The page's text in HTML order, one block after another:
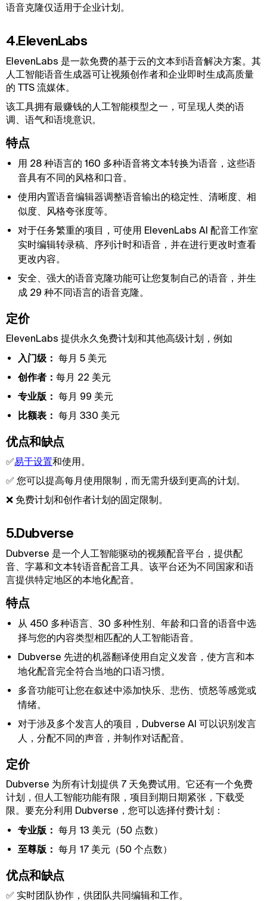
语音克隆仅适用于企业计划。
4.ElevenLabs
ElevenLabs 是一款免费的基于云的文本到语音解决方案。其
人工智能语音生成器可让视频创作者和企业即时生成高质量
的 TTS 流媒体。
该工具拥有最赚钱的人工智能模型之一，可呈现人类的语
调、语气和语境意识。
特点
用 28 种语言的 160 多种语音将文本转换为语音，这些语
音具有不同的风格和口音。
使用内置语音编辑器调整语音输出的稳定性、清晰度、相
似度、风格夸张度等。
对于任务繁重的项目，可使用 ElevenLabs AI 配音工作室
实时编辑转录稿、序列计时和语音，并在进行更改时查看
更改内容。
安全、强大的语音克隆功能可让您复制自己的语音，并生
成 29 种不同语言的语音克隆。
定价
ElevenLabs 提供永久免费计划和其他高级计划，例如
入门级： 每月 5 美元
创作者： 每月 22 美元
专业版： 每月 99 美元
比额表： 每月 330 美元
优点和缺点
✅易于设置和使用。
✅ 您可以提高每月使用限制，而无需升级到更高的计划。
❌ 免费计划和创作者计划的固定限制。
5.Dubverse
Dubverse 是一个人工智能驱动的视频配音平台，提供配
音、字幕和文本转语音配音工具。该平台还为不同国家和语
言提供特定地区的本地化配音。
特点
从 450 多种语言、30 多种性别、年龄和口音的语音中选
择与您的内容类型相匹配的人工智能语音。
Dubverse 先进的机器翻译使用自定义发音，使方言和本
地化配音完全符合当地的口语习惯。
多音功能可让您在叙述中添加快乐、悲伤、愤怒等感觉或
情绪。
对于涉及多个发言人的项目，Dubverse AI 可以识别发言
人，分配不同的声音，并制作对话配音。
定价
Dubverse 为所有计划提供 7 天免费试用。它还有一个免费
计划，但人工智能功能有限，项目到期日期紧张，下载受
限。要充分利用 Dubverse，您可以选择付费计划：
专业版： 每月 13 美元（50 点数）
至尊版： 每月 17 美元（50 个点数）
优点和缺点
✅ 实时团队协作，供团队共同编辑和工作。